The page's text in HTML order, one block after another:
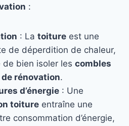
:
: La toiture est une
de déperdition de chaleur,
de bien isoler les combles
rénovation.
d’énergie : Une
toiture entraîne une
consommation d’énergie,